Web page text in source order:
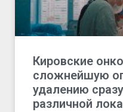
Кировские
сложнейшую
удалению
различной